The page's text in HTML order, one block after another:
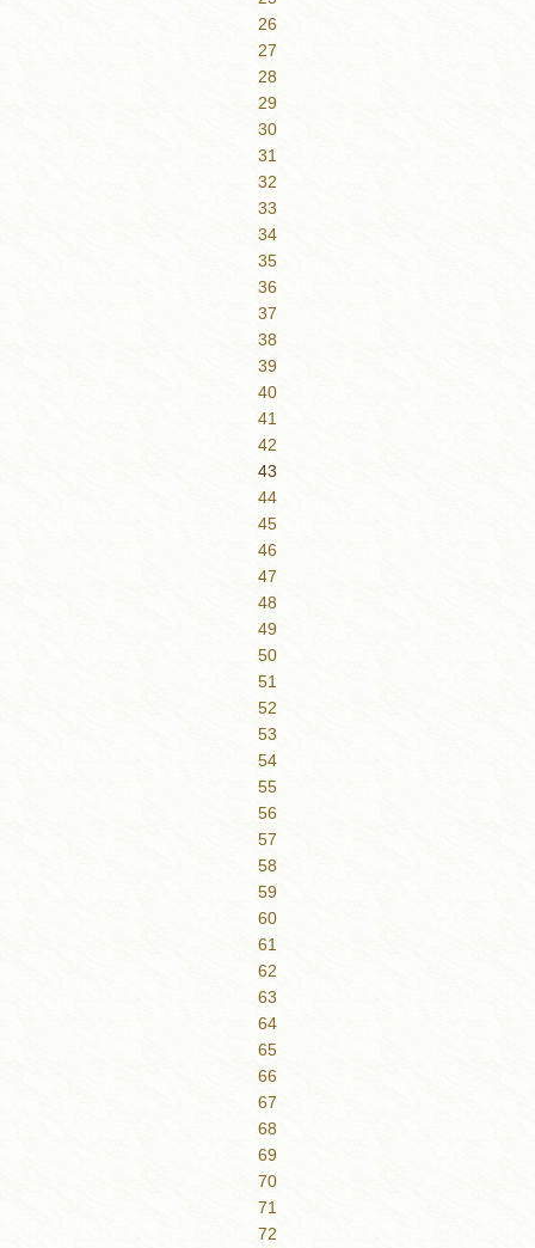
26
27
28
29
30
31
32
33
34
35
36
37
38
39
40
41
42
43
44
45
46
47
48
49
50
51
52
53
54
55
56
57
58
59
60
61
62
63
64
65
66
67
68
69
70
71
72